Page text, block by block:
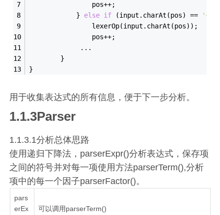
                pos++;
            }
else if (input.charAt(pos) == '+'
                lexerOp(input.charAt(pos));
                pos++;
             ...
        }
}
用于收集表达式的所有信息，便于下一步分析。
1.1.3Parser
1.1.3.1分析总体思路
使用递归下降法，parserExpr()分析表达式，保存项
之间的符号并对每一项使用方法parserTerm(),分析
项中的每一个因子parserFactor()。
pars
erEx
可以调用parserTerm()